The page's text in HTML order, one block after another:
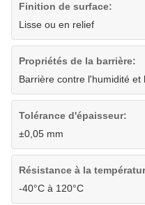
Finition de surface:
Lisse ou en relief
Propriétés de la barrière:
Barrière contre l'humidité et
Tolérance d'épaisseur:
±0,05 mm
Résistance à la
-40°C à 120°C